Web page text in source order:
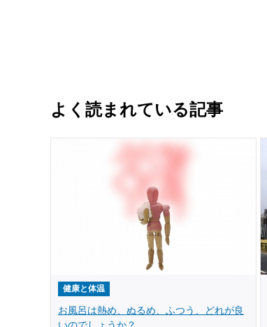
よく読まれている記事
健康と体温
お風呂は熱め、ぬるめ、ふつう、どれが良
いのでしょうか？